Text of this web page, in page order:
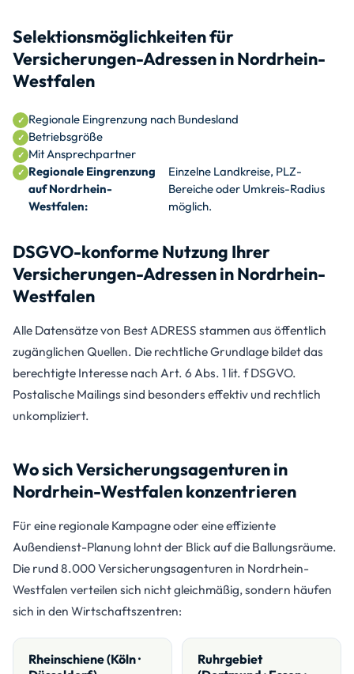
Selektionsmöglichkeiten für
Versicherungen-Adressen in Nordrhein-
Westfalen
Regionale Eingrenzung nach Bundesland
Betriebsgröße
Mit Ansprechpartner
Regionale Eingrenzung
auf Nordrhein-
Westfalen:
Einzelne Landkreise, PLZ-
Bereiche oder Umkreis-Radius
möglich.
DSGVO-konforme Nutzung Ihrer
Versicherungen-Adressen in Nordrhein-
Westfalen
Alle Datensätze von Best ADRESS stammen aus öffentlich
zugänglichen Quellen. Die rechtliche Grundlage bildet das
berechtigte Interesse nach Art. 6 Abs. 1 lit. f DSGVO.
Postalische Mailings sind besonders effektiv und rechtlich
unkompliziert.
Wo sich Versicherungsagenturen in
Nordrhein-Westfalen konzentrieren
Für eine regionale Kampagne oder eine effiziente
Außendienst-Planung lohnt der Blick auf die Ballungsräume.
Die rund 8.000 Versicherungsagenturen in Nordrhein-
Westfalen verteilen sich nicht gleichmäßig, sondern häufen
sich in den Wirtschaftszentren:
Rheinschiene (Köln ·
Ruhrgebiet